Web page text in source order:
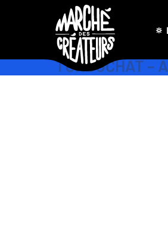
🔅
TURBOCHAT –